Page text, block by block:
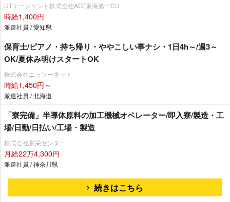
UTエージェント株式会社AGT東海第一CU
時給1,400円
派遣社員 / 愛知県
保育士/ピアノ・持ち帰り・ややこしい事ナシ・1日4h～/週3～
OK/夏休み明けスタートOK
株式会社ニッソーネット
時給1,450円～
派遣社員 / 北海道
「寮完備」半導体原料の加工機械オペレーター/即入寮/製造・工
場/日勤/日払い/工場・製造
株式会社京栄センター
月給22万4,300円
派遣社員 / 神奈川県
続きはこちら